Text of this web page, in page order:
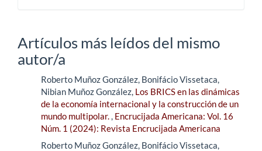
Artículos más leídos del mismo
autor/a
Roberto Muñoz González, Bonifácio Vissetaca,
Nibian Muñoz González, Los BRICS en las dinámicas
de la economía internacional y la construcción de un
mundo multipolar., Encrucijada Americana: Vol. 16
Núm. 1 (2024): Revista Encrucijada Americana
Roberto Muñoz González, Bonifácio Vissetaca,